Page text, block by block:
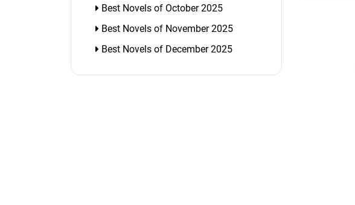
Best Novels of October 2025
Best Novels of November 2025
Best Novels of December 2025